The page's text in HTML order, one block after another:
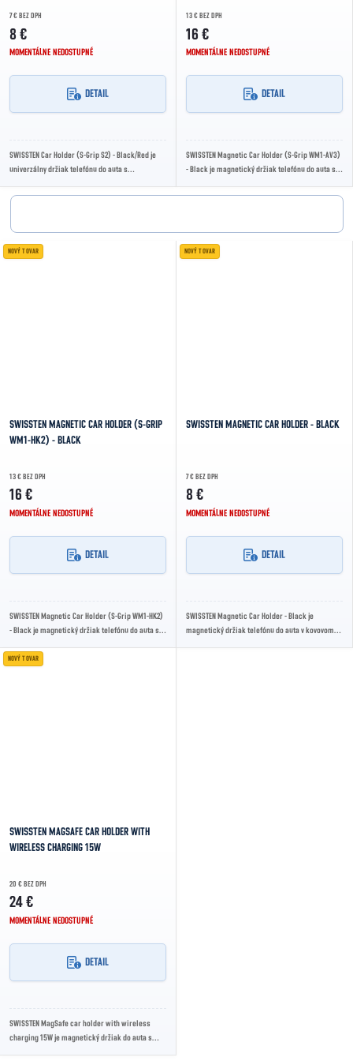
7 € BEZ DPH
8 €
MOMENTÁLNE NEDOSTUPNÉ
DETAIL
SWISSTEN Car Holder (S-Grip S2) - Black/Red je
univerzálny držiak telefónu do auta s
uchytením na...
13 € BEZ DPH
16 €
MOMENTÁLNE NEDOSTUPNÉ
DETAIL
SWISSTEN Magnetic Car Holder (S-Grip WM1-AV3)
- Black je magnetický držiak telefónu do auta s
NOVÝ TOVAR
SWISSTEN MAGNETIC CAR HOLDER (S-GRIP
WM1-HK2) - BLACK
13 € BEZ DPH
16 €
MOMENTÁLNE NEDOSTUPNÉ
DETAIL
SWISSTEN Magnetic Car Holder (S-Grip WM1-HK2)
- Black je magnetický držiak telefónu do auta s
NOVÝ TOVAR
SWISSTEN MAGNETIC CAR HOLDER - BLACK
7 € BEZ DPH
8 €
MOMENTÁLNE NEDOSTUPNÉ
DETAIL
SWISSTEN Magnetic Car Holder - Black je
magnetický držiak telefónu do auta v kovovom
NOVÝ TOVAR
SWISSTEN MAGSAFE CAR HOLDER WITH
WIRELESS CHARGING 15W
20 € BEZ DPH
24 €
MOMENTÁLNE NEDOSTUPNÉ
DETAIL
SWISSTEN MagSafe car holder with wireless
charging 15W je magnetický držiak do auta s